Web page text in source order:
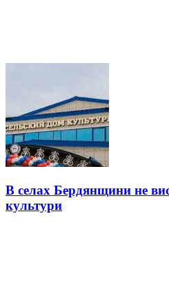
В селах Бердянщини не
культури